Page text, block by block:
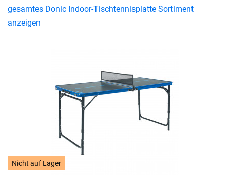
Nicht auf Lager
gesamtes Donic Indoor-Tischtennisplatte Sortiment
anzeigen